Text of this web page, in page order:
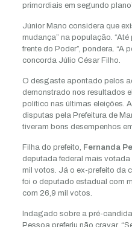
primordiais em segundo
Júnior Mano considera que
mudança” na população.
frente do Poder”, pondera. “A
concorda Júlio César Filho.
O desgaste apontado pelos
demonstrado nos resultados
político nas últimas eleições.
disputas pela Prefeitura de
tiveram bons desempenhos
Filha do prefeito, Fernanda
deputada federal mais votada
mil votos. Já o ex-prefeito da
foi o deputado estadual com
com 26,9 mil votos.
Indagado sobre a pré-
Pessoa preferiu não cravar.